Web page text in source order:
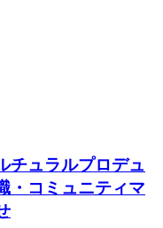
チュラルプロデュ
・コミュニティマ